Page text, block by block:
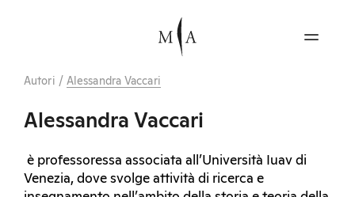
Autori / Alessandra Vaccari
Alessandra Vaccari
è professoressa associata all’Università Iuav di
Venezia, dove svolge attività di ricerca e